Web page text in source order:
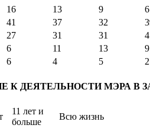
16 13 9
6
41 37 32
27 31 31
6 11 13
9
6 4 5 2
К ДЕЯТЕЛЬНОСТИ МЭРА В
11 лет и
больше
Всю жизнь